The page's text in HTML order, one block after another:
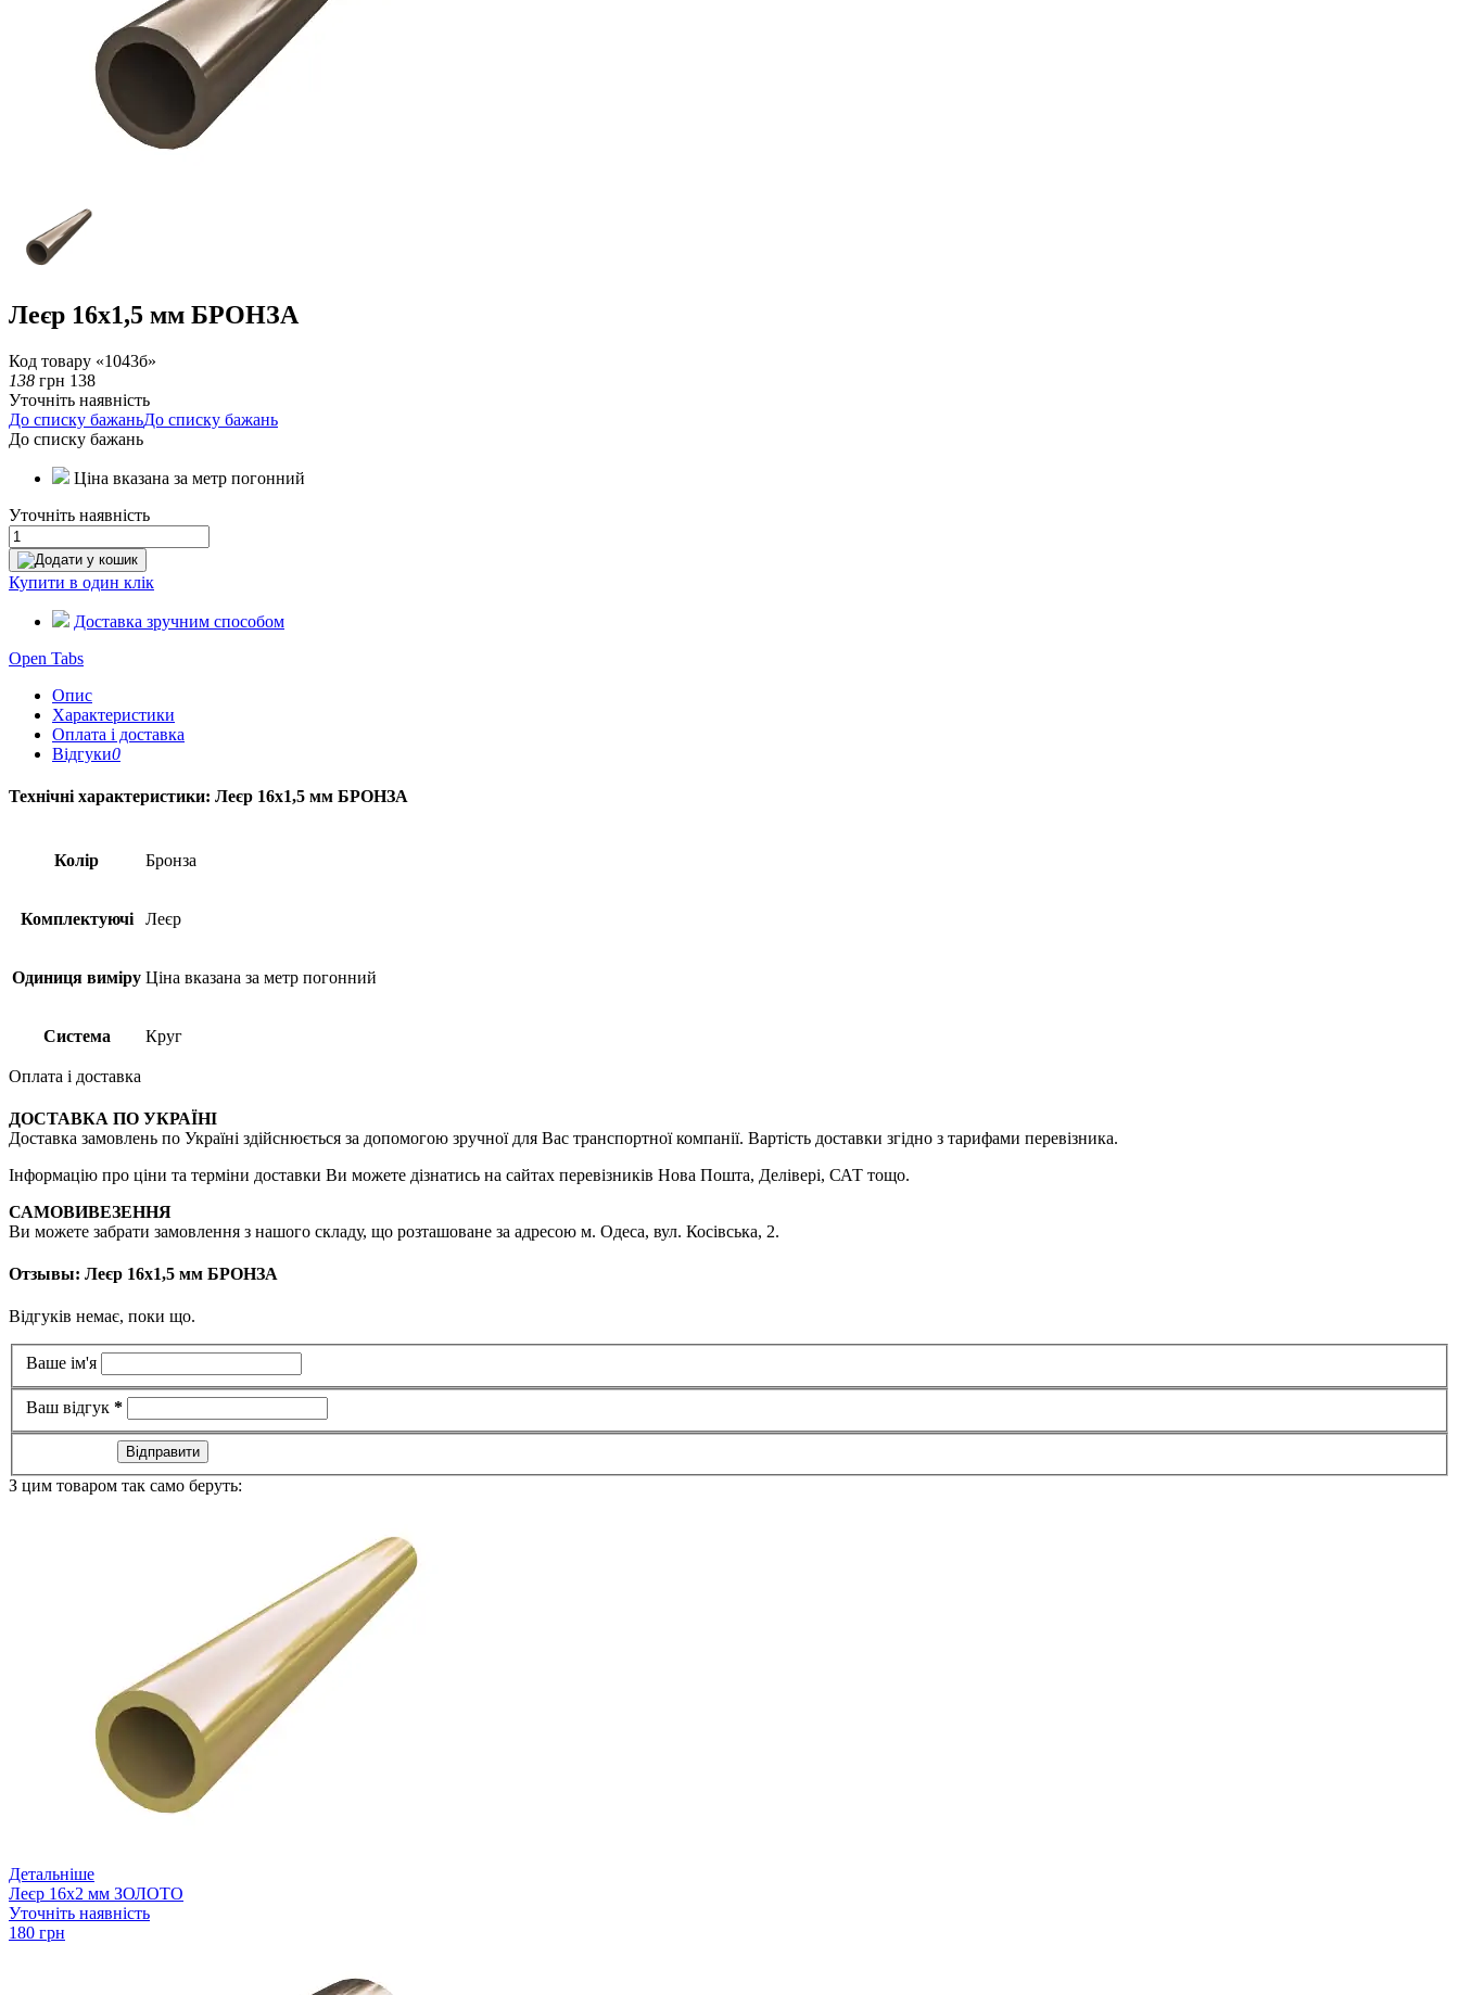
Леєр 16х1,5 мм БРОНЗА
Код товару «1043б»
138 грн 138
Уточніть наявність
До списку бажаньДо списку бажань
До списку бажань
Ціна вказана за метр погонний
Уточніть наявність
Додати у кошик
Купити в один клік
Доставка зручним способом
Open Tabs
Опис
Характеристики
Оплата і доставка
Відгуки0
Технічні характеристики: Леєр 16х1,5 мм БРОНЗА
Колір Бронза
Комплектуючі Леєр
Одиниця виміру Ціна вказана за метр погонний
Система Круг
Оплата і доставка
ДОСТАВКА ПО УКРАЇНІ
Доставка замовлень по Україні здійснюється за допомогою зручної для Вас транспортної компанії. Вартість доставки згідно з тарифами перевізника.
Інформацію про ціни та терміни доставки Ви можете дізнатись на сайтах перевізників Нова Пошта, Делівері, САТ тощо.
САМОВИВЕЗЕННЯ
Ви можете забрати замовлення з нашого складу, що розташоване за адресою м. Одеса, вул. Косівська, 2.
Отзывы: Леєр 16х1,5 мм БРОНЗА
Відгуків немає, поки що.
Ваше ім'я
Ваш відгук *
Відправити
З цим товаром так само беруть:
Детальніше
Леєр 16х2 мм ЗОЛОТО
Уточніть наявність
180 грн